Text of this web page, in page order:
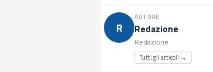
R
AUTORE
Redazione
Redazione
Tutti gli articoli →